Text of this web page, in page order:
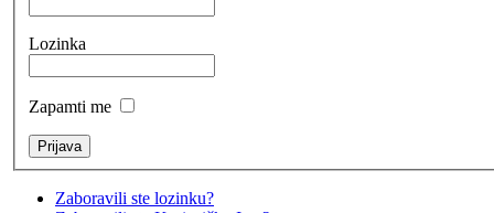
Lozinka
Zapamti me
Zaboravili ste lozinku?